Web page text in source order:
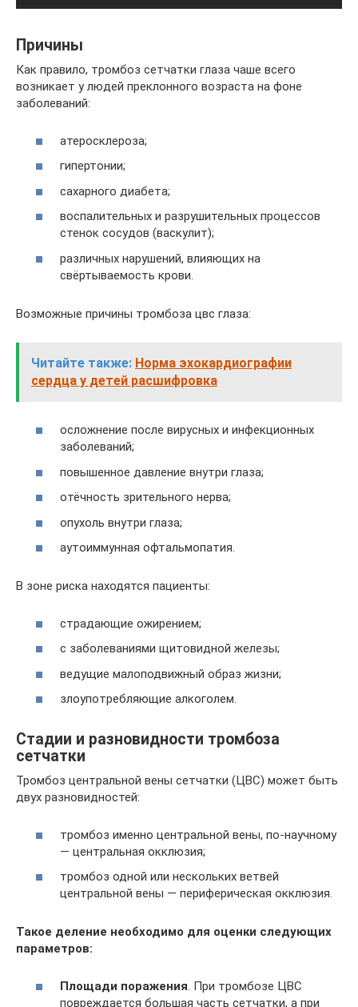
Причины
Как правило, тромбоз сетчатки глаза чаше всего
возникает у людей преклонного возраста на фоне
заболеваний:
атеросклероза;
гипертонии;
сахарного диабета;
воспалительных и разрушительных процессов
стенок сосудов (васкулит);
различных нарушений, влияющих на
свёртываемость крови.
Возможные причины тромбоза цвс глаза:
Читайте также: Норма эхокардиографии
сердца у детей расшифровка
осложнение после вирусных и инфекционных
заболеваний;
повышенное давление внутри глаза;
отёчность зрительного нерва;
опухоль внутри глаза;
аутоиммунная офтальмопатия.
В зоне риска находятся пациенты:
страдающие ожирением;
с заболеваниями щитовидной железы;
ведущие малоподвижный образ жизни;
злоупотребляющие алкоголем.
Стадии и разновидности тромбоза
сетчатки
Тромбоз центральной вены сетчатки (ЦВС) может быть
двух разновидностей:
тромбоз именно центральной вены, по-научному
— центральная окклюзия;
тромбоз одной или нескольких ветвей
центральной вены — периферическая окклюзия.
Такое деление необходимо для оценки следующих
параметров:
Площади поражения . При тромбозе ЦВС
повреждается большая часть сетчатки, а при